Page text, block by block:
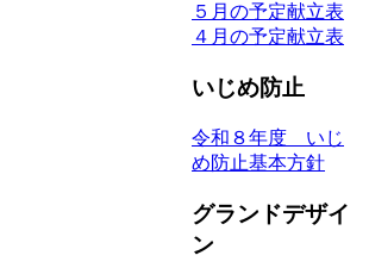
５月の予定献立表
４月の予定献立表
いじめ防止
令和８年度 いじ
め防止基本方針
グランドデザイ
ン